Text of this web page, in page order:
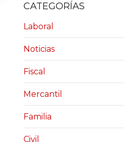
CATEGORÍAS
Laboral
Noticias
Fiscal
Mercantil
Familia
Civil